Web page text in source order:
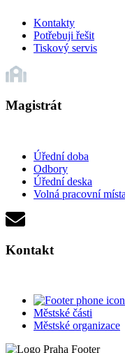
Kontakty
Potřebuji řešit
Tiskový servis
Magistrát
Úřední doba
Odbory
Úřední deska
Volná pracovní místa
Kontakt
Městské části
Městské organizace